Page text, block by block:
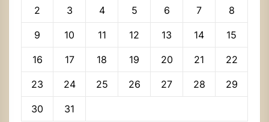
2 3 4 5 6 7 8
9 10 11 12 13 14 15
16 17 18 19 20 21 22
23 24 25 26 27 28 29
30
31